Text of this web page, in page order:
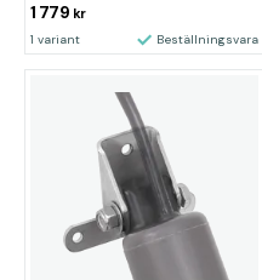
1 779 kr
1 variant Beställningsvara